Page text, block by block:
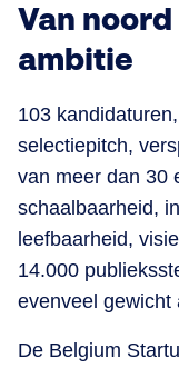
Van
ambitie
103
selectiepitch,
van meer dan 30
schaalbaarheid,
leefbaarheid,
14.000
evenveel gewicht
De Belgium